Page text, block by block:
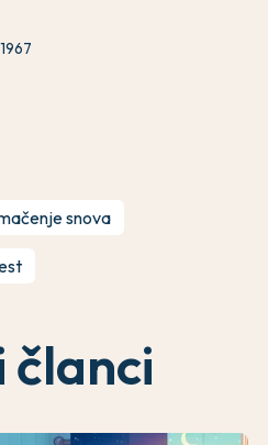
snova
članci